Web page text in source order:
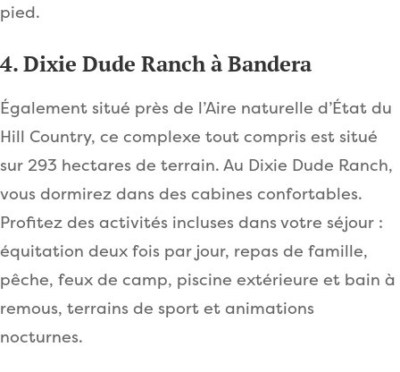
pied.
4. Dixie Dude Ranch à Bandera
Également situé près de l’Aire naturelle d’État du
Hill Country, ce complexe tout compris est situé
sur 293 hectares de terrain. Au Dixie Dude Ranch,
vous dormirez dans des cabines confortables.
Profitez des activités incluses dans votre séjour :
équitation deux fois par jour, repas de famille,
pêche, feux de camp, piscine extérieure et bain à
remous, terrains de sport et animations
nocturnes.